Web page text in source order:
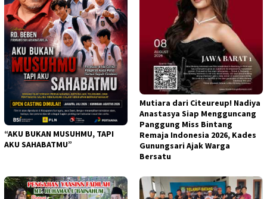
“AKU BUKAN MUSUHMU, TAPI
AKU SAHABATMU”
Mutiara dari Citeureup! Nadiya
Anastasya Siap Mengguncang
Panggung Miss Bintang
Remaja Indonesia 2026, Kades
Gunungsari Ajak Warga
Bersatu